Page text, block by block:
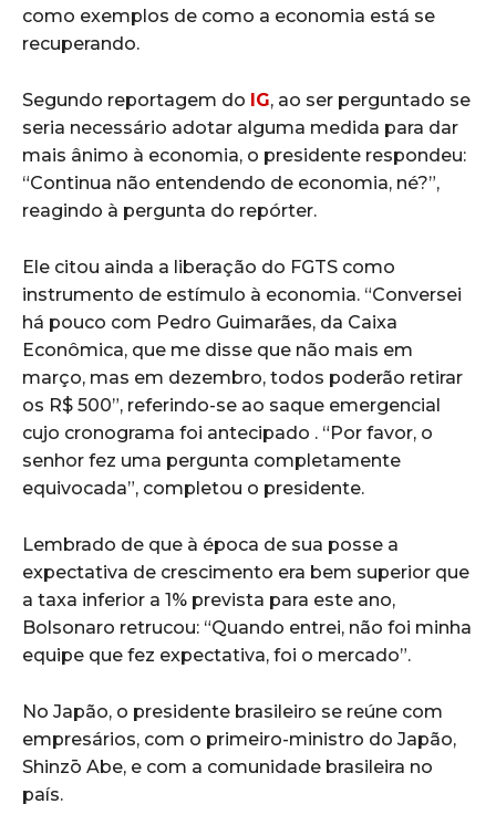
como exemplos de como a economia está se
recuperando.
Segundo reportagem do IG, ao ser perguntado se
seria necessário adotar alguma medida para dar
mais ânimo à economia, o presidente respondeu:
“Continua não entendendo de economia, né?”,
reagindo à pergunta do repórter.
Ele citou ainda a liberação do FGTS como
instrumento de estímulo à economia. “Conversei
há pouco com Pedro Guimarães, da Caixa
Econômica, que me disse que não mais em
março, mas em dezembro, todos poderão retirar
os R$ 500”, referindo-se ao saque emergencial
cujo cronograma foi antecipado . “Por favor, o
senhor fez uma pergunta completamente
equivocada”, completou o presidente.
Lembrado de que à época de sua posse a
expectativa de crescimento era bem superior que
a taxa inferior a 1% prevista para este ano,
Bolsonaro retrucou: “Quando entrei, não foi minha
equipe que fez expectativa, foi o mercado”.
No Japão, o presidente brasileiro se reúne com
empresários, com o primeiro-ministro do Japão,
Shinzō Abe, e com a comunidade brasileira no
país.